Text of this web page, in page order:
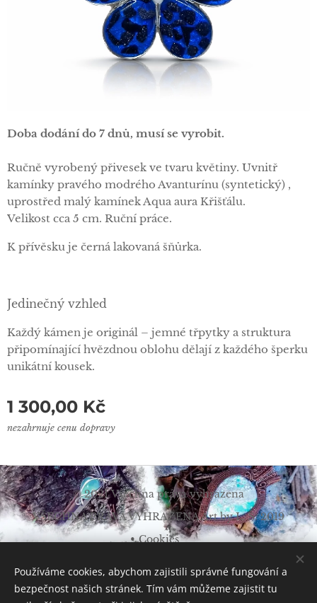
Doba dodání do 7 dnů, musí se vyrobit.
Ručně vyrobený přivesek ve tvaru květiny. Uvnitř
kamínky pravého modrého Avanturínu (syntetický) ,
uprostřed malý kamínek Aqua aura Křišťálu.
Velikost cca 5 cm. Ruční práce.
K přívěsku je černá lakovaná šňůrka.
Jedinečný vzhled
Každý kámen je originál – jemné třpytky a struktura
připomínající hvězdnou oblohu dělají z každého šperku
unikátní kousek.
1 300,00 Kč
nezahrnuje cenu dopravy
© 2021 Všechna práva vyhrazena
VŠECHNA PRÁVA VYHRAZENA Art by L. Š. 2019
Cookies
Měna
CZK Kč
EUR €
Používáme cookies, abychom zajistili správné fungování a
bezpečnost našich stránek. Tím vám můžeme zajistit tu